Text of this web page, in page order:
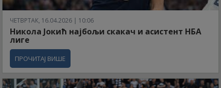
ЧЕТВРТАК, 16.04.2026 | 10:06
Никола Јокић најбољи скакач и асистент НБА
лиге
ПРОЧИТАЈ ВИШЕ